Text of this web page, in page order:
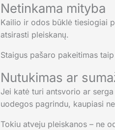
Netinkama mityba
Kailio ir odos būklė tiesiogiai
atsirasti pleiskanų.
Staigus pašaro pakeitimas
Nutukimas ar
Jei katė turi antsvorio ar
uodegos pagrindu, kaupiasi
Tokiu atveju pleiskanos – ne